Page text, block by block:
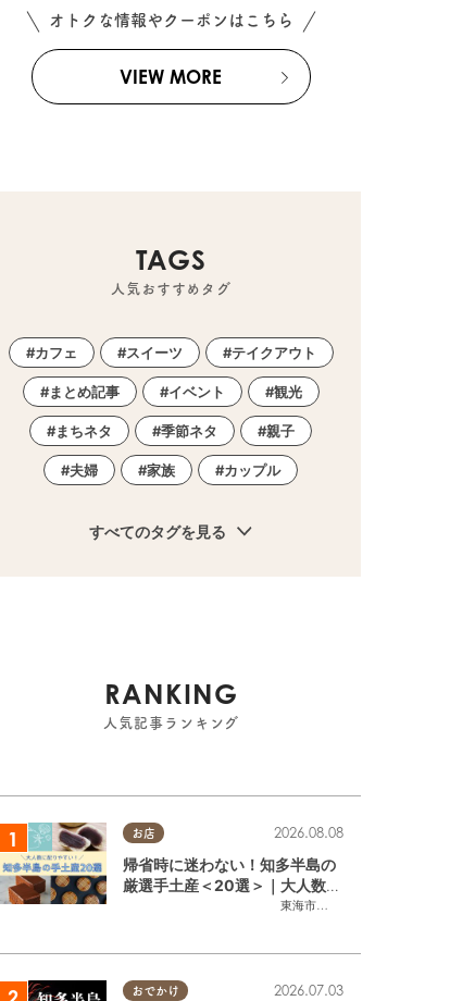
オトクな情報やクーポンはこちら
VIEW MORE
TAGS
人気おすすめタグ
カフェ スイーツ テイクアウト
まとめ記事 イベント 観光
まちネタ 季節ネタ 親子
夫婦 家族 カップル
すべてのタグを見る
RANKING
人気記事ランキング
お店
東海市
,大府市
2026.08.08
帰省時に迷わない！知多半島の
厳選手土産＜20選＞｜大人数に
配りやすい個包装ギフト
おでかけ 2026.07.03